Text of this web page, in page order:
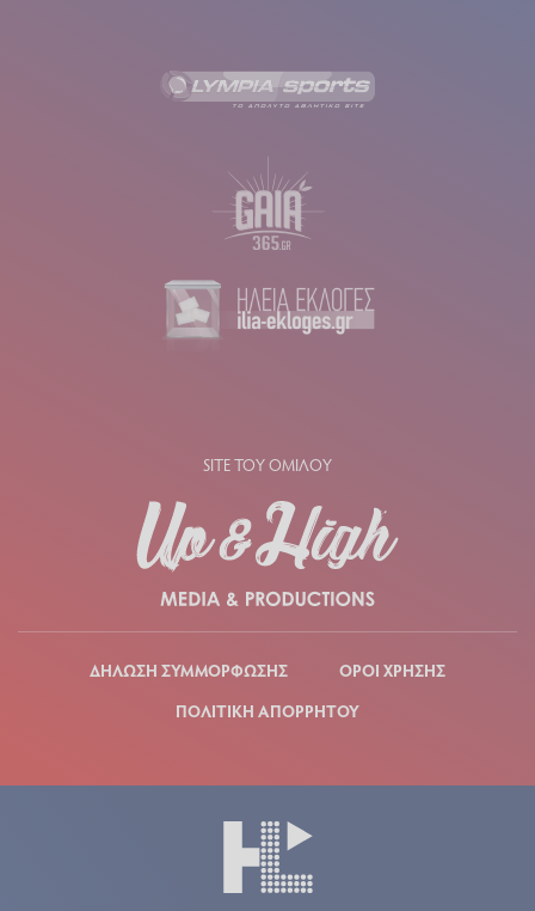
SITE ΤΟΥ ΟΜΙΛΟΥ
ΔΗΛΩΣΗ ΣΥΜΜΟΡΦΩΣΗΣ
ΟΡΟΙ ΧΡΗΣΗΣ
ΠΟΛΙΤΙΚΗ ΑΠΟΡΡΗΤΟΥ